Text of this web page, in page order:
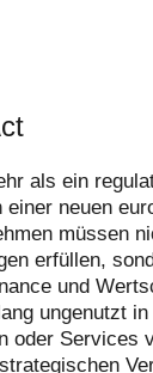
als ein
einer neuen
müssen
erfüllen,
und
ungenutzt in
oder Services